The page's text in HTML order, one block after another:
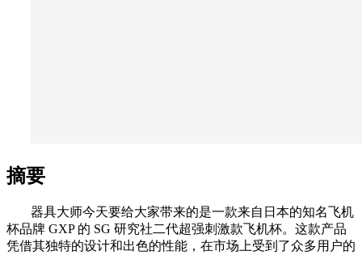
摘要
器具大师今天要给大家带来的是一款来自日本的知名飞机
杯品牌 GXP 的 SG 研究社二代超强刺激款飞机杯。这款产品
凭借其独特的设计和出色的性能，在市场上受到了众多用户的